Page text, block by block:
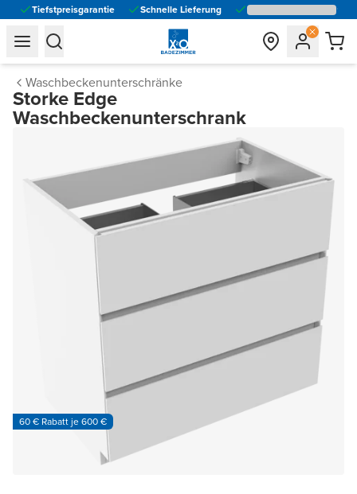
Tiefstpreisgarantie Schnelle Lieferung
general.navigation.toggle_menu.label
general.navigation.toggle_menu.label
Waschbeckenunterschränke
Storke Edge
Waschbeckenunterschrank
60 € Rabatt je 600 €